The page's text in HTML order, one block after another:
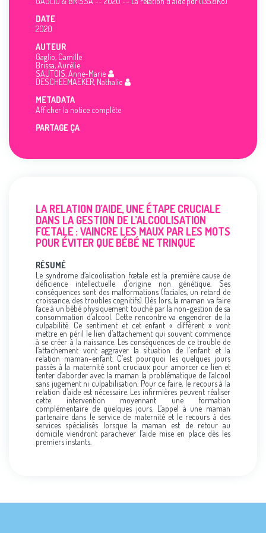
DATE
2020
AUTEUR
Gaglio, Camille
Brissa, Aurélie
SAUTOIS, Anne-Marie
DESCHEEMAEKER, Nathalie
METADATA
Afficher la notice complète
PARTAGE ÇA
LA RELATION D’AIDE, UNE ÉTAPE CRUCIALE
DANS LA GESTION DE L’ALCOOLISATION
FŒTALE : VAINCRE LES MAUX PAR LES MOTS
POUR ÉVITER QUE BÉBÉ NE TRINQUE
RÉSUMÉ
Le syndrome d’alcoolisation fœtale est la première cause de
déficience intellectuelle d’origine non génétique. Ses
conséquences sont des malformations (faciales, un retard de
croissance, des troubles cognitifs). Dès lors, la maman va faire
face à un bébé physiquement touché par la non-gestion de sa
consommation d’alcool. Cette rencontre va engendrer de la
culpabilité. Ce sentiment et cet enfant « différent » vont
mettre en péril le lien d’attachement qui souvent commence
à se créer à la naissance. Les conséquences de ce trouble de
l’attachement vont aggraver la situation de l’enfant et la
relation maman-enfant. C’est pourquoi les quelques jours
passés à la maternité sont cruciaux pour amorcer ce lien et
tenter d’aborder avec la maman la problématique de l’alcool
sans jugement ni culpabilisation. Pour ce faire, le recours à la
relation d’aide est nécessaire. Les infirmières peuvent réaliser
cette intervention moyennant une formation
complémentaire de quelques jours. L’appel à une maman
partenaire dans le service de maternité et le recours à des
services spécialisés lorsque la maman est de retour au
domicile viendront parachever l’aide mise en place dès les
premiers instants.